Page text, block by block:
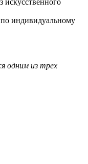
искусственного
по индивидуальному
одним из трех